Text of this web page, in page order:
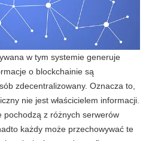
w tym systemie generuje
o blockchainie są
zdecentralizowany. Oznacza to,
nie jest właścicielem informacji.
pochodzą z różnych serwerów
każdy może przechowywać te